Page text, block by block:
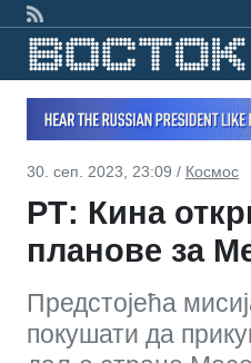
30. сеп. 2023, 23:09 / Космос
РТ: Кина
планове за
Предстојећа
покушати да